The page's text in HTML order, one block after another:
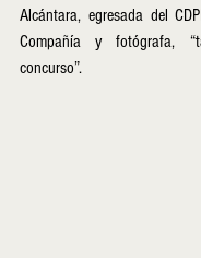
Alcántara, egresada del
Compañía y fotógrafa,
concurso”.